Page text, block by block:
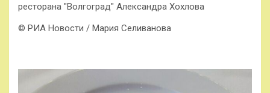
ресторана "Волгоград" Александра Хохлова
© РИА Новости / Мария Селиванова